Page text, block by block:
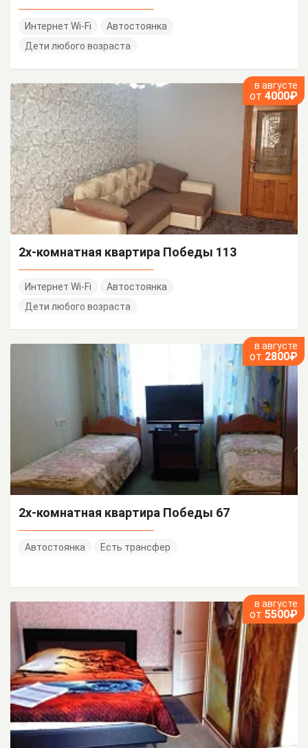
Интернет Wi-Fi
Автостоянка
Дети любого возраста
в августе
от 4000₽
2х-комнатная квартира Победы 113
Интернет Wi-Fi
Автостоянка
Дети любого возраста
в августе
от 2800₽
2х-комнатная квартира Победы 67
Автостоянка Есть трансфер
в августе
от 5500₽